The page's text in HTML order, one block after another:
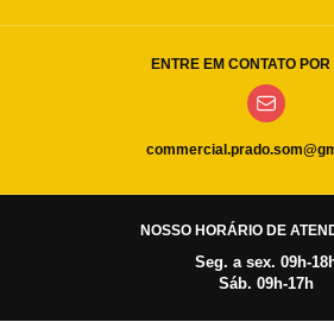
ENTRE EM CONTATO
NOSSO HORÁRIO DE
Seg. a sex. 09h-
Sáb. 09h-17h